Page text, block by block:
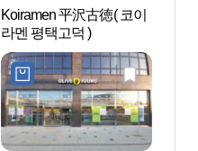
Koiramen 平沢古徳( 코이
라멘 평택고덕 )